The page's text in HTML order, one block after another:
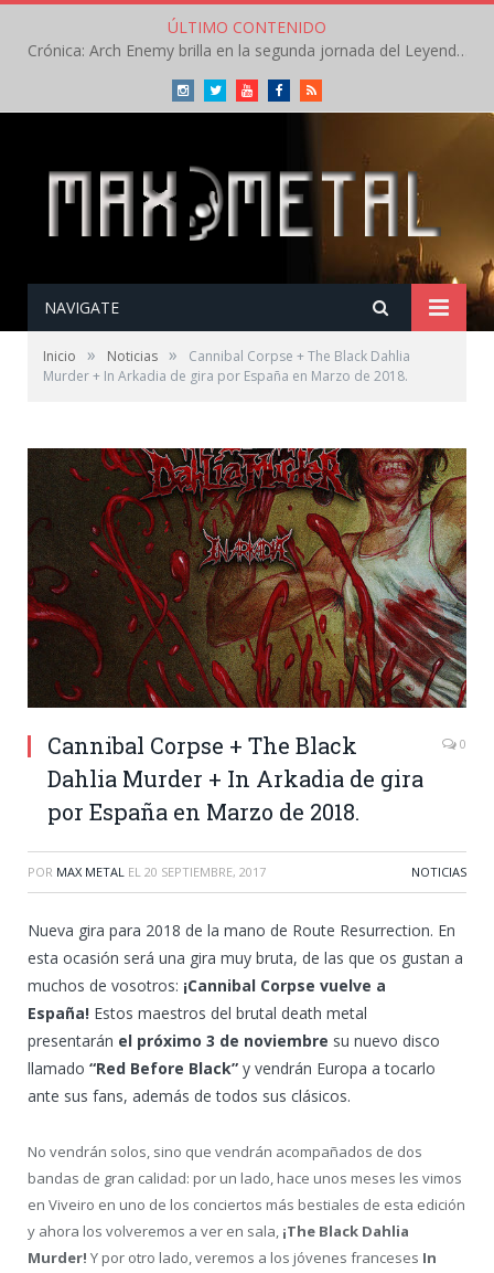
ÚLTIMO CONTENIDO
Crónica: Arch Enemy brilla en la segunda jornada del Leyendas del Rock – Jueves – Agosto 2026
InstagramTwitterYoutubeFacebookRSS
NAVIGATE
Inicio » Noticias »
Cannibal Corpse + The Black Dahlia
Murder + In Arkadia de gira por España en Marzo de 2018.
Cannibal Corpse + The Black
Dahlia Murder + In Arkadia de gira
por España en Marzo de 2018.
0
POR MAX METAL EL 20 SEPTIEMBRE, 2017 NOTICIAS
Nueva gira para 2018 de la mano de Route Resurrection. En
esta ocasión será una gira muy bruta, de las que os gustan a
muchos de vosotros: ¡Cannibal Corpse vuelve a
España! Estos maestros del brutal death metal
presentarán el próximo 3 de noviembre su nuevo disco
llamado “Red Before Black” y vendrán Europa a tocarlo
ante sus fans, además de todos sus clásicos.
No vendrán solos, sino que vendrán acompañados de dos
bandas de gran calidad: por un lado, hace unos meses les vimos
en Viveiro en uno de los conciertos más bestiales de esta edición
y ahora los volveremos a ver en sala, ¡The Black Dahlia
Murder! Y por otro lado, veremos a los jóvenes franceses In